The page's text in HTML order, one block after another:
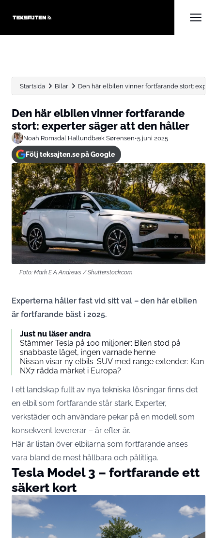
Startsida Bilar Den här elbilen vinner fortfarande stort:
Den här elbilen vinner fortfarande
stort: experter säger att den håller
Noah Romsdal Hallundbæk Sørensen•5 juni 2025
Följ teksajten.se på Google
Foto: Mark E A Andrews / Shutterstock.com
Experterna håller fast vid sitt val – den här elbilen
är fortfarande bäst i 2025.
Just nu läser andra
Stämmer Tesla på 100 miljoner: Bilen stod på
snabbaste läget, ingen varnade henne
Nissan visar ny elbils-SUV med range extender: Kan
NX7 rädda märket i Europa?
I ett landskap fullt av nya tekniska lösningar finns det
en elbil som fortfarande står stark. Experter,
verkstäder och användare pekar på en modell som
konsekvent levererar – år efter år.
Här är listan över elbilarna som fortfarande anses
vara bland de mest hållbara och pålitliga.
Tesla Model 3 – fortfarande ett
säkert kort